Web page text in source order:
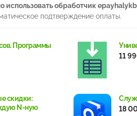
использовать обработчик
подтверждение оплаты.
Программы
11
скидки:
N-ную
18